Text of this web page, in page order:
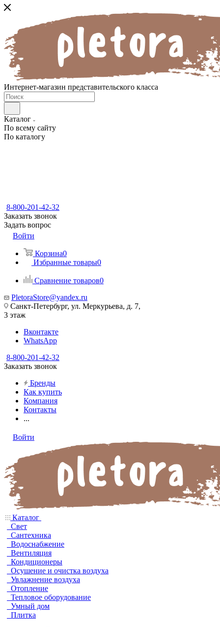
Интернет-магазин представительского класса
Каталог
По всему сайту
По каталогу
8-800-201-42-32
Заказать звонок
Задать вопрос
Войти
Корзина0
Избранные товары0
Сравнение товаров0
PletoraStore@yandex.ru
Санкт-Петербург, ул. Меркурьева, д. 7,
3 этаж
Вконтакте
WhatsApp
8-800-201-42-32
Заказать звонок
Бренды
Как купить
Компания
Контакты
...
Войти
Каталог
Свет
Сантехника
Водоснабжение
Вентиляция
Кондиционеры
Осушение и очистка воздуха
Увлажнение воздуха
Отопление
Тепловое оборудование
Умный дом
Плитка